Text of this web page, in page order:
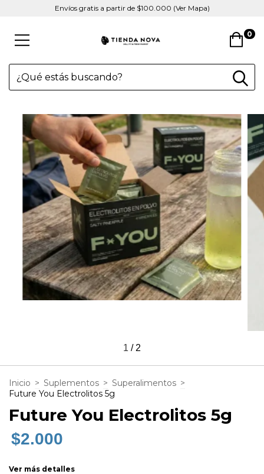
Envíos gratis a partir de $100.000 (Ver Mapa)
0
1 / 2
Inicio > Suplementos > Superalimentos >
Future You Electrolitos 5g
Future You Electrolitos 5g
$2.000
Ver más detalles